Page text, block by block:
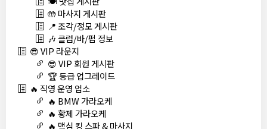
🤲 마사지 게시판
📍 조각/정모 게시판
🎶 클럽/바/펍 정보
😎 VIP 라운지
😎 VIP 회원 게시판
🏆 등급 업그레이드
🔥 직영 운영 업소
🔥 BMW 가라오케
🔥 황제 가라오케
🔥 맥심 킹 스파 & 마사지